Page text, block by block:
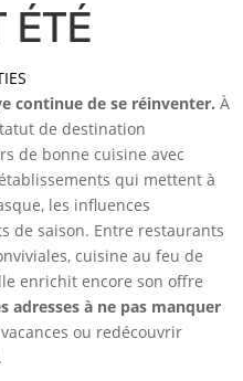
ÉTÉ
continue de se réinventer. À
de destination
de bonne cuisine avec
qui mettent à
les influences
de saison. Entre restaurants
cuisine au feu de
enrichit encore son offre
adresses à ne pas manquer
ou redécouvrir